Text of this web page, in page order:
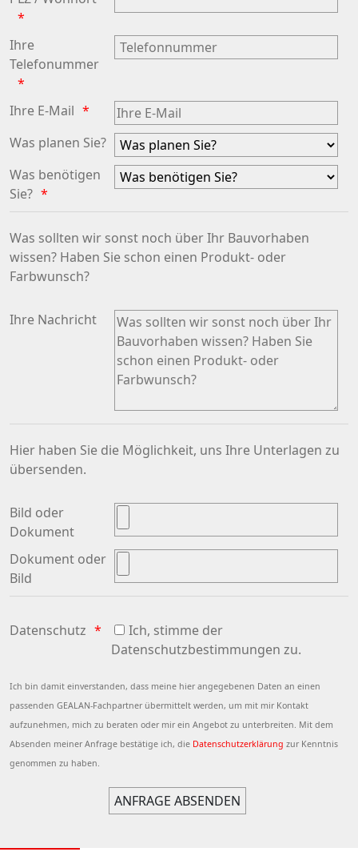
Ihre
Telefonummer
Ihre E-Mail
Was planen Sie?
Was benötigen
Sie?
Was sollten wir sonst noch über Ihr Bauvorhaben
wissen? Haben Sie schon einen Produkt- oder
Farbwunsch?
Ihre Nachricht
Hier haben Sie die Möglichkeit, uns Ihre Unterlagen zu
übersenden.
Bild oder
Dokument
Dokument oder
Bild
Datenschutz
Ich, stimme der
Datenschutzbestimmungen zu.
Ich bin damit einverstanden, dass meine hier angegebenen Daten an einen
passenden GEALAN-Fachpartner übermittelt werden, um mit mir Kontakt
aufzunehmen, mich zu beraten oder mir ein Angebot zu unterbreiten. Mit dem
Absenden meiner Anfrage bestätige ich, die Datenschutzerklärung zur Kenntnis
genommen zu haben.